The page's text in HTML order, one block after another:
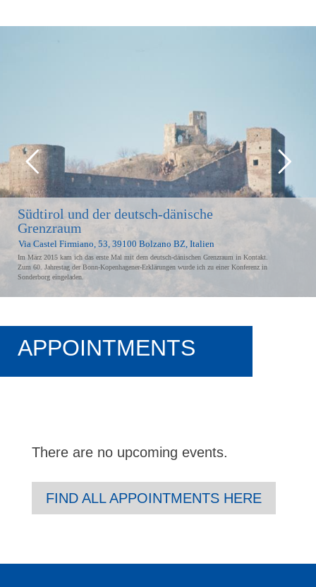
Südtirol und der deutsch-dänische
Grenzraum
Im März 2015 kam ich das erste Mal mit dem deutsch-dänischen Grenzraum in Kontakt.
Zum 60. Jahrestag der Bonn-Kopenhagener-Erklärungen wurde ich zu einer Konferenz in
Sonderborg eingeladen.
Via Castel Firmiano, 53, 39100 Bolzano BZ, Italien
APPOINTMENTS
There are no upcoming events.
FIND ALL APPOINTMENTS HERE